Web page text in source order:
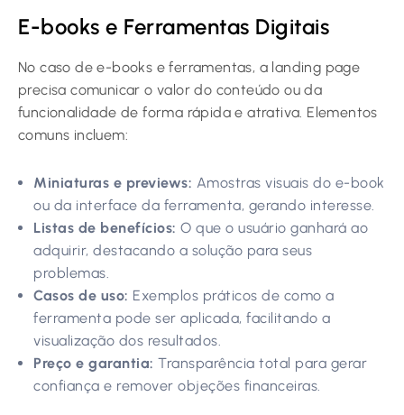
E-books e Ferramentas Digitais
No caso de e-books e ferramentas, a landing page
precisa comunicar o valor do conteúdo ou da
funcionalidade de forma rápida e atrativa. Elementos
comuns incluem:
Miniaturas e previews: Amostras visuais do e-book
ou da interface da ferramenta, gerando interesse.
Listas de benefícios: O que o usuário ganhará ao
adquirir, destacando a solução para seus
problemas.
Casos de uso: Exemplos práticos de como a
ferramenta pode ser aplicada, facilitando a
visualização dos resultados.
Preço e garantia: Transparência total para gerar
confiança e remover objeções financeiras.